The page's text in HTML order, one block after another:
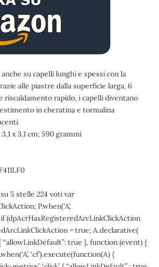
su capelli lunghi e spessi con la
alle piastre dalla superficie larga, 6
rapido, i capelli diventano
in cheratina e tormalina
: ‎ 29,6 x 3,1 x 3,1 cm; 590 grammi
articolo ‏ : ‎ SF411LF0
5 stelle 224 voti var
P.when(‘A’,
(dpAcrHasRegisteredArcLinkClickAction
= true; A.declarative(
{ “allowLinkDefault”: true }, function (event) {
‘cf’).execute(function(A) {